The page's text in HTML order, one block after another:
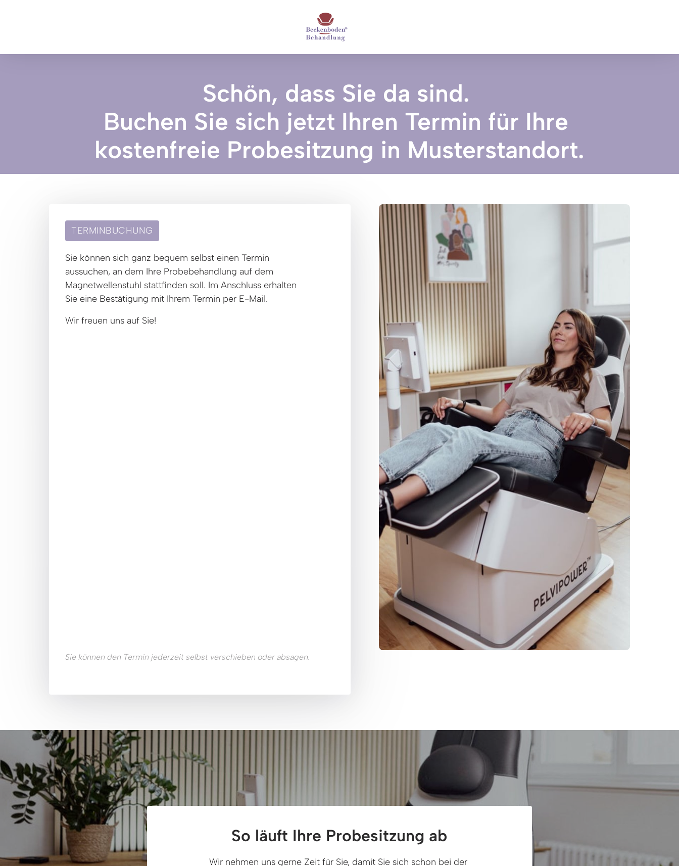
Schön, dass Sie da sind.
Buchen Sie sich jetzt Ihren Termin für Ihre
kostenfreie Probesitzung in Musterstandort.
TERMINBUCHUNG
Sie können sich ganz bequem selbst einen Termin
aussuchen, an dem Ihre Probebehandlung auf dem
Magnetwellenstuhl stattfinden soll. Im Anschluss erhalten
Sie eine Bestätigung mit Ihrem Termin per E-Mail.
Wir freuen uns auf Sie!
So läuft Ihre Probesitzung ab
Wir nehmen uns gerne Zeit für Sie, damit Sie sich schon bei der